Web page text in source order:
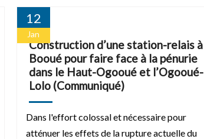
12
Jan
Construction d’une station-relais à
Booué pour faire face à la pénurie
dans le Haut-Ogooué et l’Ogooué-
Lolo (Communiqué)
Dans l'effort colossal et nécessaire pour
atténuer les effets de la rupture actuelle du